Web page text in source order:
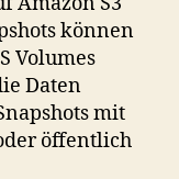
können
Volumes
Daten
mit
öffentlich